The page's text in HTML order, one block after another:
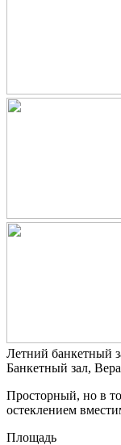
Летний банкетный
Банкетный зал,
Просторный, но в
остеклением
Площадь